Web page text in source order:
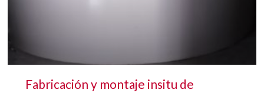
Fabricación y montaje insitu de